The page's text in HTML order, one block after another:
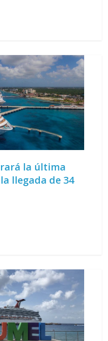
la última
llegada de 34